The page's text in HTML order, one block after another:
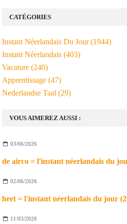
VOUS AIMEREZ AUSSI :
03/06/2026
02/06/2026
11/03/2026
CATÉGORIES
Instant Néerlandais Du Jour(1944)
Instant Néerlandais (403)
Vacature (240)
Apprentissage (47)
Nederlandse Taal (29)